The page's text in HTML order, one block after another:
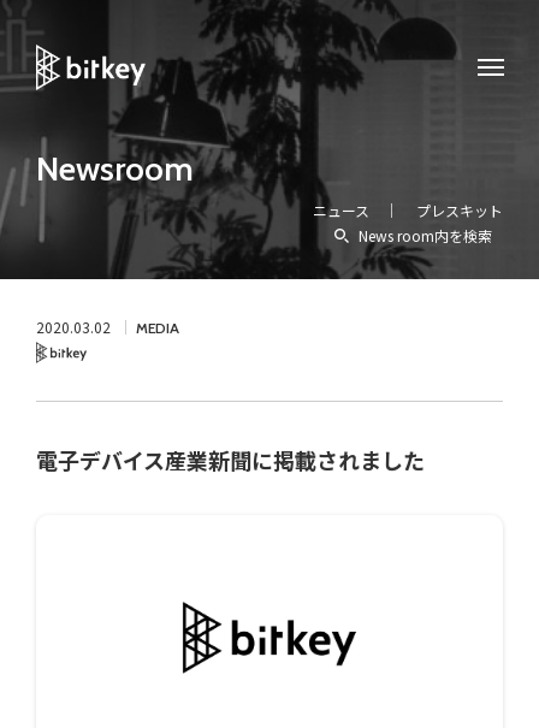
Newsroom
ニュース
プレスキット
News room内を検索
2020.03.02 MEDIA
電子デバイス産業新聞に掲載されました